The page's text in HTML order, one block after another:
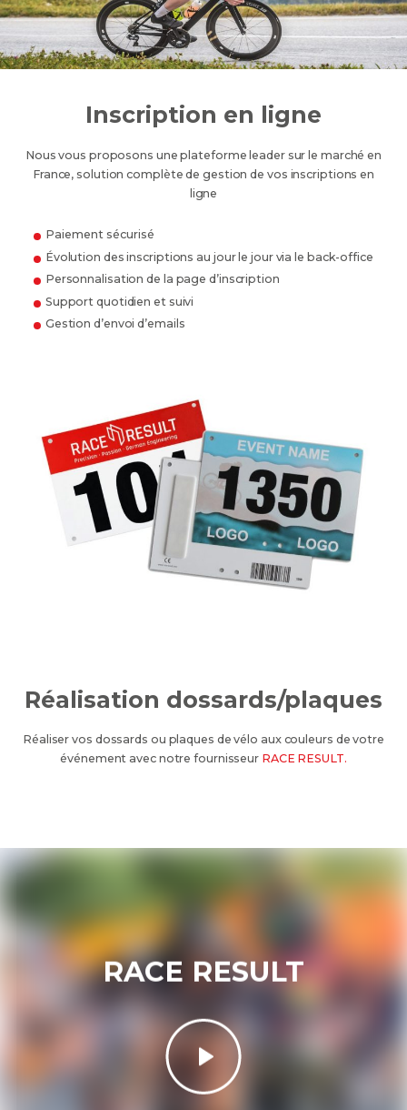
Inscription en ligne
Nous vous proposons une plateforme leader sur le marché en
France, solution complète de gestion de vos inscriptions en
ligne
Paiement sécurisé
Évolution des inscriptions au jour le jour via le back-office
Personnalisation de la page d’inscription
Support quotidien et suivi
Gestion d’envoi d’emails
Réalisation dossards/plaques
Réaliser vos dossards ou plaques de vélo aux couleurs de votre
événement avec notre fournisseur RACE RESULT.
RACE RESULT